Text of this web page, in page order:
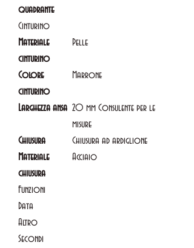
quadrante
Cinturino
Materiale
cinturino
Pelle
Colore
cinturino
Marrone
Larghezza ansa 20 mm Consulente per le
misure
Chiusura
Chiusura ad ardiglione
Materiale
chiusura
Acciaio
Funzioni
Data
Altro
Secondi